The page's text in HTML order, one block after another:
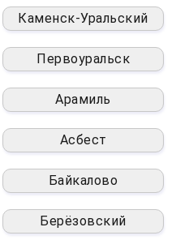
Каменск-Уральский
Первоуральск
Арамиль
Асбест
Байкалово
Берёзовский